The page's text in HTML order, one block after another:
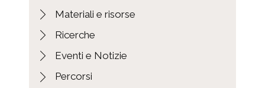
Materiali e risorse
Ricerche
Eventi e Notizie
Percorsi